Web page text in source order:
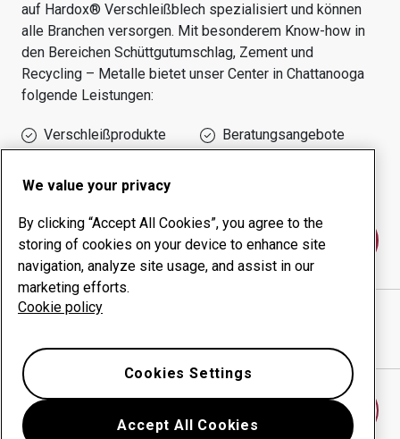
auf Hardox® Verschleißblech spezialisiert und können
alle Branchen versorgen. Mit besonderem Know-how in
den Bereichen Schüttgutumschlag, Zement und
Recycling – Metalle bietet unser Center in Chattanooga
folgende Leistungen:
Verschleißprodukte
Beratungsangebote
Betriebszeit
Kontakt
VALLEY MACHINE
We value your privacy
By clicking “Accept All Cookies”, you agree to the
storing of cookies on your device to enhance site
navigation, analyze site usage, and assist in our
marketing efforts.
Cookie policy
Accept All Cookies
Cookies Settings